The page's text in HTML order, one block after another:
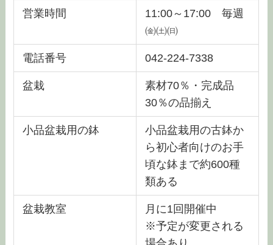
営業時間
11:00～17:00 毎週
㈮㈯㈰
電話番号 042-224-7338
盆栽
素材70％・完成品
30％の品揃え
小品盆栽用の鉢
小品盆栽用の古鉢か
ら初心者向けのお手
頃な鉢まで約600種
類ある
盆栽教室
月に1回開催中
※予定が変更される